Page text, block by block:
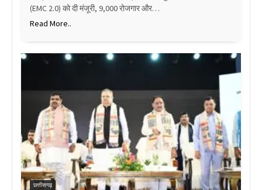
(EMC 2.0) को दी मंजूरी, 9,000 रोजगार और…
Read More..
छत्तीसगढ़